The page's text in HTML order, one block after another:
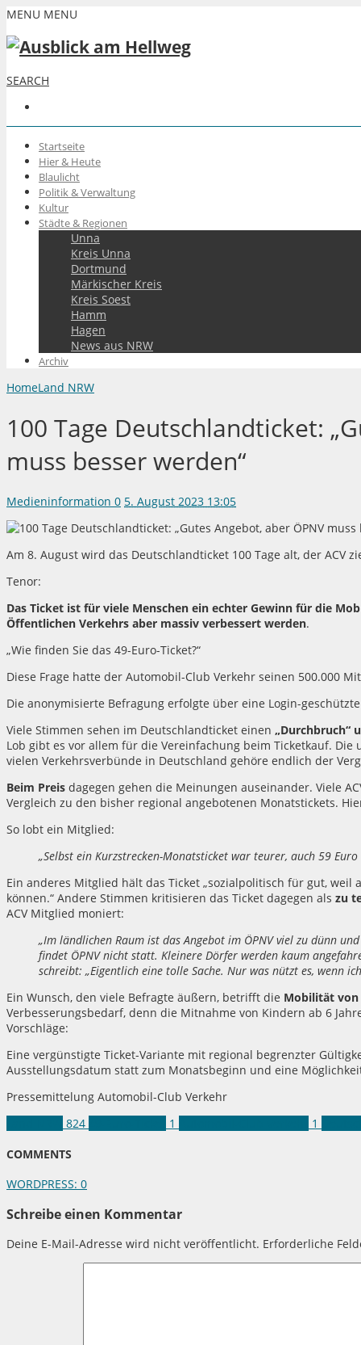
MENU MENU
SEARCH
Startseite
Hier & Heute
Blaulicht
Politik & Verwaltung
Kultur
Städte & Regionen
Unna
Kreis Unna
Dortmund
Märkischer Kreis
Kreis Soest
Hamm
Hagen
News aus NRW
Archiv
HomeLand NRW
100 Tage Deutschlandticket:
muss besser werden“
Medieninformation 0 5. August 2023 13:05
Am 8. August wird das Deutschlandticket 100 Tage alt, der ACV
Tenor:
Das Ticket ist für viele Menschen ein echter Gewinn für die
Öffentlichen Verkehrs aber massiv verbessert werden.
„Wie finden Sie das 49-Euro-Ticket?“
Diese Frage hatte der Automobil-Club Verkehr seinen 500.000
Die anonymisierte Befragung erfolgte über eine Login-
Viele Stimmen sehen im Deutschlandticket einen „Durchbruch“
Lob gibt es vor allem für die Vereinfachung beim Ticketkauf.
vielen Verkehrsverbünde in Deutschland gehöre endlich der
Beim Preis dagegen gehen die Meinungen auseinander. Viele
Vergleich zu den bisher regional angebotenen Monatstickets.
So lobt ein Mitglied:
„Selbst ein Kurzstrecken-Monatsticket war teurer, auch 59
Ein anderes Mitglied hält das Ticket „sozialpolitisch für gut,
können.“ Andere Stimmen kritisieren das Ticket dagegen als zu
ACV Mitglied moniert:
„Im ländlichen Raum ist das Angebot im ÖPNV viel zu dünn
findet ÖPNV nicht statt. Kleinere Dörfer werden kaum
schreibt: „Eigentlich eine tolle Sache. Nur was nützt es, wenn
Ein Wunsch, den viele Befragte äußern, betrifft die Mobilität von
Verbesserungsbedarf, denn die Mitnahme von Kindern ab 6
Vorschläge:
Eine vergünstigte Ticket-Variante mit regional begrenzter
Ausstellungsdatum statt zum Monatsbeginn und eine
Pressemittelung Automobil-Club Verkehr
824 1 1
COMMENTS
WORDPRESS: 0
Schreibe einen Kommentar
Deine E-Mail-Adresse wird nicht veröffentlicht. Erforderliche